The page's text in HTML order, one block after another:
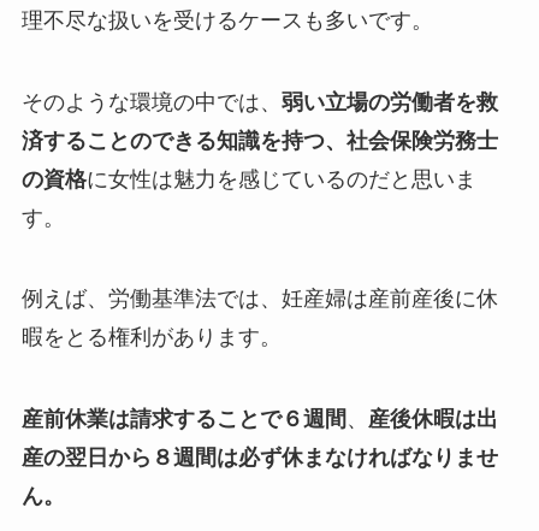
理不尽な扱いを受けるケースも多いです。
そのような環境の中では、 弱い立場の労働者を救
済することのできる知識を持つ、社会保険労務士
の資格に女性は魅力を感じているのだと思いま
す。
例えば、労働基準法では、妊産婦は産前産後に休
暇をとる権利があります。
産前休業は請求することで６週間 、 産後休暇は出
産の翌日から８週間は必ず休まなければなりませ
ん。